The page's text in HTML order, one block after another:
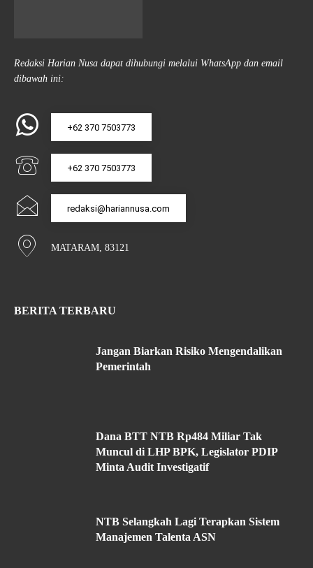
Redaksi Harian Nusa dapat dihubungi melalui WhatsApp dan email
dibawah ini:
+62 370 7503773
+62 370 7503773
redaksi@hariannusa.com
MATARAM, 83121
BERITA TERBARU
Jangan Biarkan Risiko Mengendalikan
Pemerintah
Dana BTT NTB Rp484 Miliar Tak
Muncul di LHP BPK, Legislator PDIP
Minta Audit Investigatif
NTB Selangkah Lagi Terapkan Sistem
Manajemen Talenta ASN